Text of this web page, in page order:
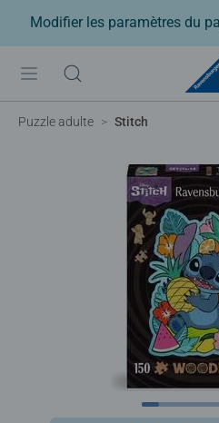
Modifier les paramètres du
Puzzle adulte Stitch